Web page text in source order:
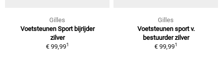
Gilles
Voetsteunen Sport bijrijder
zilver
€ 99,991
Gilles
Voetsteunen sport v.
bestuurder zilver
€ 99,991